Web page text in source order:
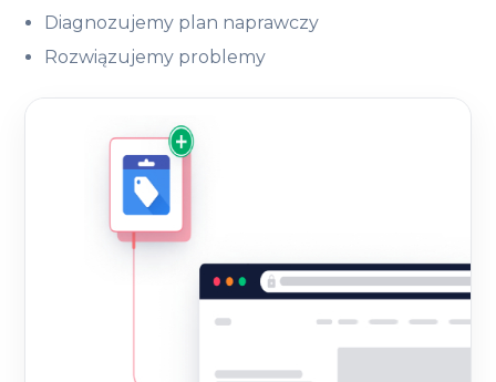
Diagnozujemy plan naprawczy
Rozwiązujemy problemy